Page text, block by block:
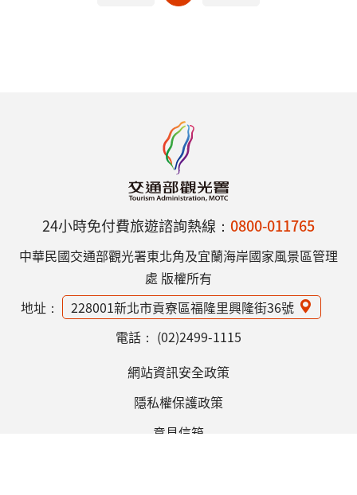
24小時免付費旅遊諮詢熱線： 0800-011765
中華民國交通部觀光署東北角及宜蘭海岸國家風景區管理
處 版權所有
地址：
228001新北市貢寮區福隆里興隆街36號
電話： (02)2499-1115
網站資訊安全政策
隱私權保護政策
意見信箱